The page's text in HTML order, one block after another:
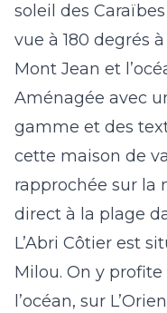
soleil des
vue à 180 degrés
Mont Jean et
Aménagée avec
gamme et des
cette maison de
rapprochée sur la
direct à la plage
L’Abri Côtier est
Milou. On y
l’océan, sur